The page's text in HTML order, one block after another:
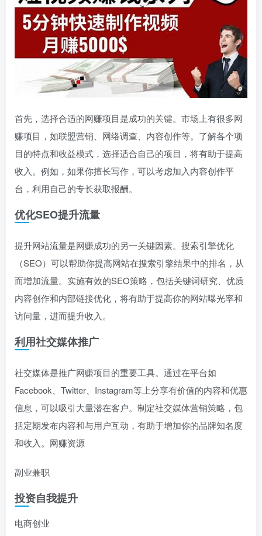
首先，选择合适的网赚项目是成功的关键。市场上有很多网
赚项目，如联盟营销、网络调查、内容创作等。了解各个项
目的特点和收益模式，选择适合自己的项目，将有助于提高
收入。例如，如果你擅长写作，可以考虑加入内容创作平
台，利用自己的专长获取报酬。
优化SEO提升流量
提升网站流量是网赚成功的另一关键因素。搜索引擎优化
（SEO）可以帮助你提高网站在搜索引擎结果中的排名，从
而增加流量。实施有效的SEO策略，包括关键词研究、优质
内容创作和内部链接优化，将有助于提高你的网站曝光率和
访问量，进而提升收入。
利用社交媒体推广
社交媒体是推广网赚项目的重要工具。通过在平台如
Facebook、Twitter、Instagram等上分享有价值的内容和优惠
信息，可以吸引大量潜在客户。制定社交媒体营销策略，包
括定期发布内容和与用户互动，有助于增加你的品牌知名度
和收入。网赚资源
副业兼职
投资自我提升
电商创业